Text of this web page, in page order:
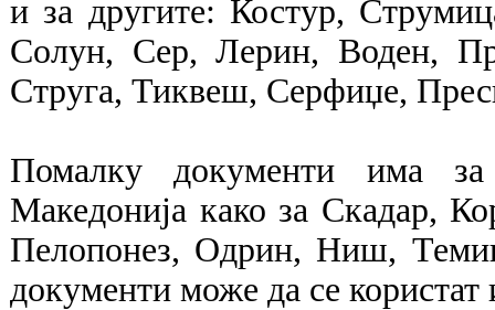
и за другите: Костур,
Солун, Сер, Лерин, Воден,
Струга, Тиквеш, Серфиџе,
Помалку документи има за
Македонија како за Скадар,
Пелопонез, Одрин, Ниш,
документи може да се користат